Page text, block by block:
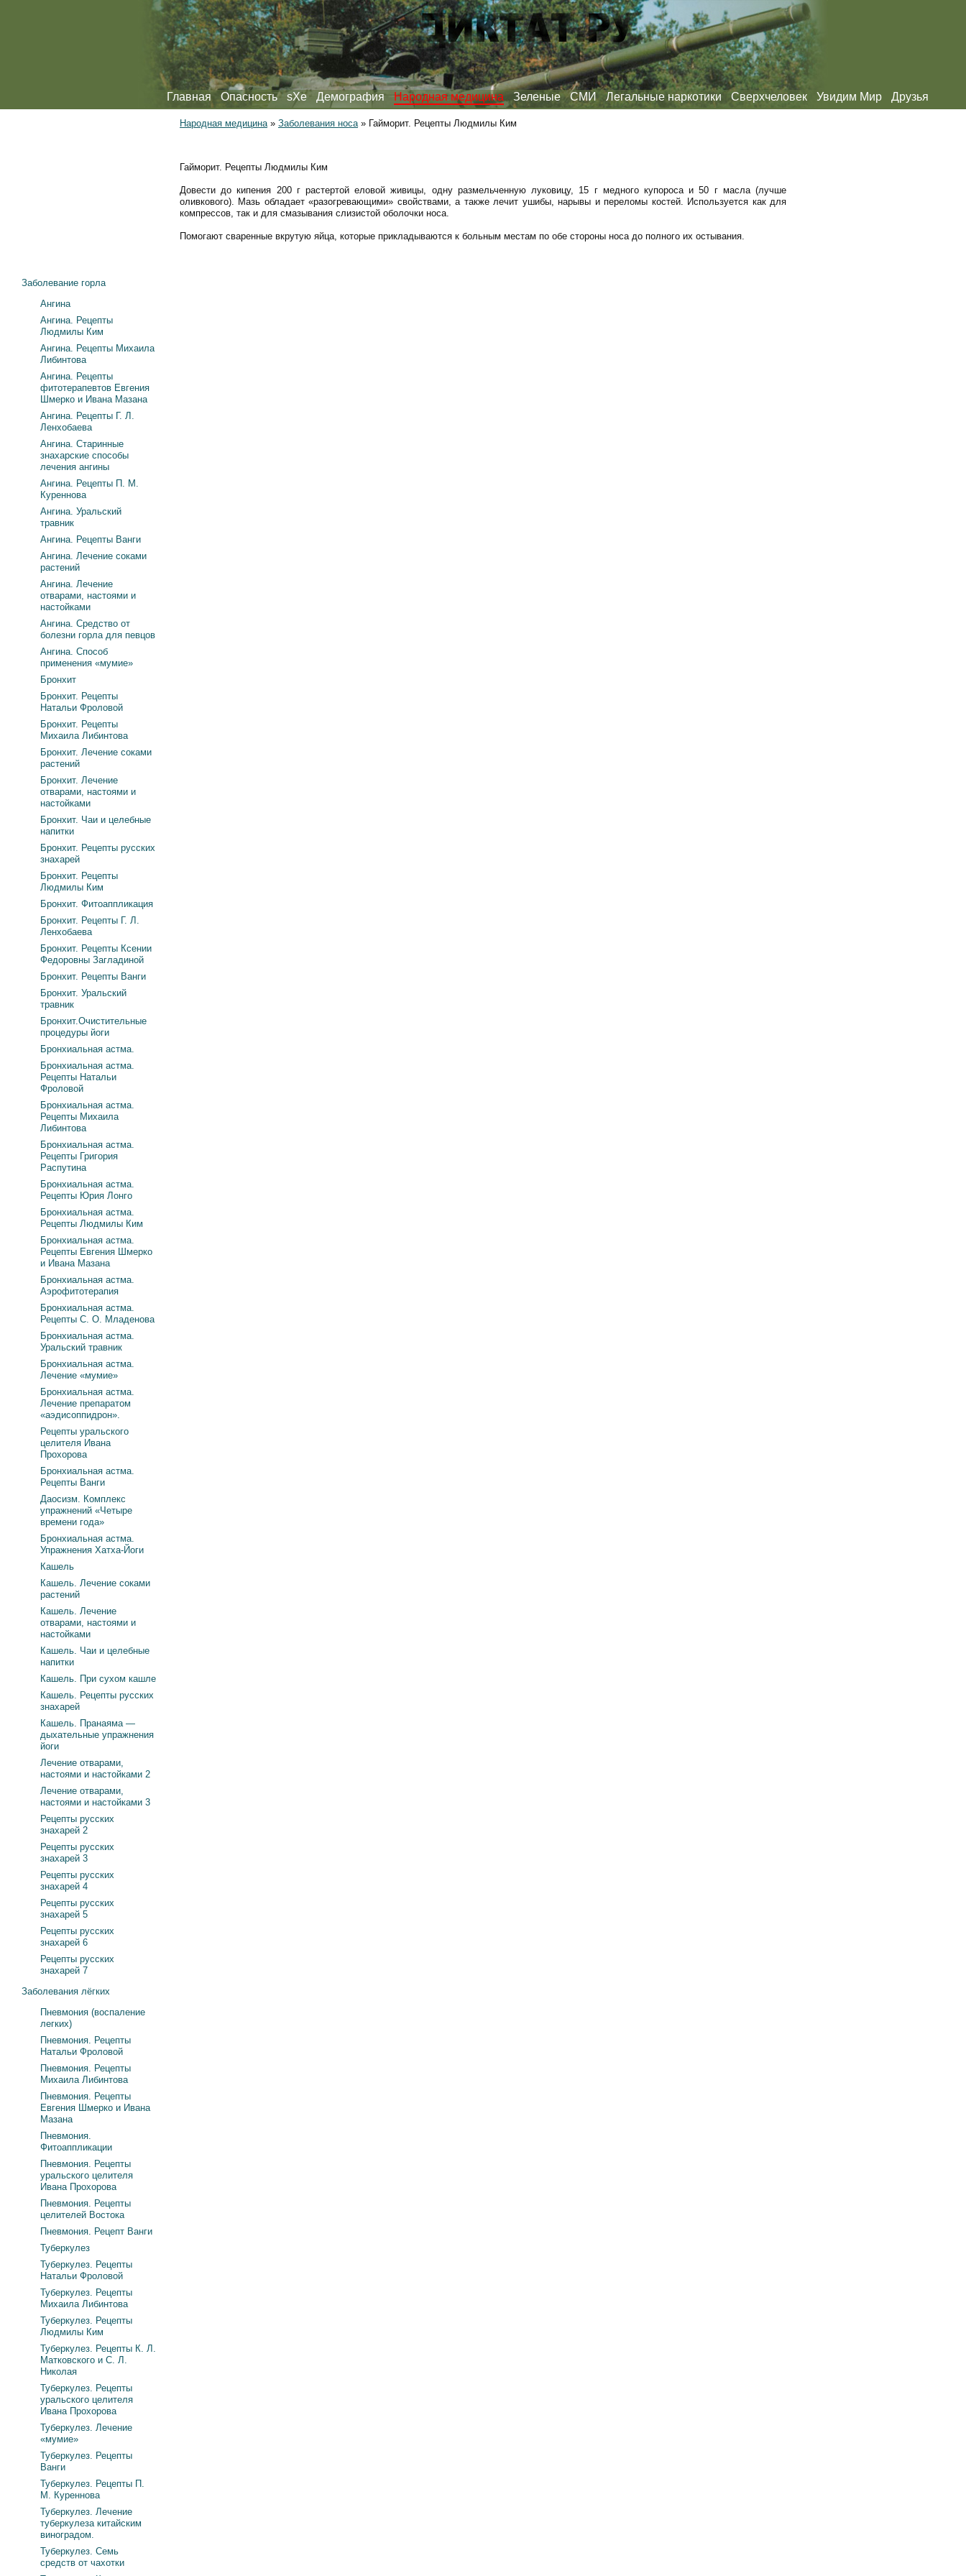
Главная Опасность sXe Демография Народная медицина Зеленые СМИ Легальные наркотики Сверхчеловек Увидим Мир Друзья
Народная медицина» Заболевания носа» Гайморит. Рецепты Людмилы Ким
Гайморит. Рецепты Людмилы Ким
Довести до кипения 200 г растертой еловой живицы, одну размельченную луковицу, 15 г медного купороса и 50 г масла (лучше
оливкового). Мазь обладает «разогревающими» свойствами, а также лечит ушибы, нарывы и переломы костей. Используется как для
компрессов, так и для смазывания слизистой оболочки носа.
Помогают сваренные вкрутую яйца, которые прикладываются к больным местам по обе стороны носа до полного их остывания.
Заболевание горла
Ангина
Ангина. Рецепты
Людмилы Ким
Ангина. Рецепты Михаила
Либинтова
Ангина. Рецепты
фитотерапевтов Евгения
Шмерко и Ивана Мазана
Ангина. Рецепты Г. Л.
Ленхобаева
Ангина. Старинные
знахарские способы
лечения ангины
Ангина. Рецепты П. М.
Куреннова
Ангина. Уральский
травник
Ангина. Рецепты Ванги
Ангина. Лечение соками
растений
Ангина. Лечение
отварами, настоями и
настойками
Ангина. Средство от
болезни горла для певцов
Ангина. Способ
применения «мумие»
Бронхит
Бронхит. Рецепты
Натальи Фроловой
Бронхит. Рецепты
Михаила Либинтова
Бронхит. Лечение соками
растений
Бронхит. Лечение
отварами, настоями и
настойками
Бронхит. Чаи и целебные
напитки
Бронхит. Рецепты русских
знахарей
Бронхит. Рецепты
Людмилы Ким
Бронхит. Фитоаппликация
Бронхит. Рецепты Г. Л.
Ленхобаева
Бронхит. Рецепты Ксении
Федоровны Загладиной
Бронхит. Рецепты Ванги
Бронхит. Уральский
травник
Бронхит.Очистительные
процедуры йоги
Бронхиальная астма.
Бронхиальная астма.
Рецепты Натальи
Фроловой
Бронхиальная астма.
Рецепты Михаила
Либинтова
Бронхиальная астма.
Рецепты Григория
Распутина
Бронхиальная астма.
Рецепты Юрия Лонго
Бронхиальная астма.
Рецепты Людмилы Ким
Бронхиальная астма.
Рецепты Евгения Шмерко
и Ивана Мазана
Бронхиальная астма.
Аэрофитотерапия
Бронхиальная астма.
Рецепты С. О. Младенова
Бронхиальная астма.
Уральский травник
Бронхиальная астма.
Лечение «мумие»
Бронхиальная астма.
Лечение препаратом
«аэдисоппидрон».
Рецепты уральского
целителя Ивана
Прохорова
Бронхиальная астма.
Рецепты Ванги
Даосизм. Комплекс
упражнений «Четыре
времени года»
Бронхиальная астма.
Упражнения Хатха-Йоги
Кашель
Кашель. Лечение соками
растений
Кашель. Лечение
отварами, настоями и
настойками
Кашель. Чаи и целебные
напитки
Кашель. При сухом кашле
Кашель. Рецепты русских
знахарей
Кашель. Пранаяма —
дыхательные упражнения
йоги
Лечение отварами,
настоями и настойками 2
Лечение отварами,
настоями и настойками 3
Рецепты русских
знахарей 2
Рецепты русских
знахарей 3
Рецепты русских
знахарей 4
Рецепты русских
знахарей 5
Рецепты русских
знахарей 6
Рецепты русских
знахарей 7
Заболевания лёгких
Пневмония (воспаление
легких)
Пневмония. Рецепты
Натальи Фроловой
Пневмония. Рецепты
Михаила Либинтова
Пневмония. Рецепты
Евгения Шмерко и Ивана
Мазана
Пневмония.
Фитоаппликации
Пневмония. Рецепты
уральского целителя
Ивана Прохорова
Пневмония. Рецепты
целителей Востока
Пневмония. Рецепт Ванги
Туберкулез
Туберкулез. Рецепты
Натальи Фроловой
Туберкулез. Рецепты
Михаила Либинтова
Туберкулез. Рецепты
Людмилы Ким
Туберкулез. Рецепты К. Л.
Матковского и С. Л.
Николая
Туберкулез. Рецепты
уральского целителя
Ивана Прохорова
Туберкулез. Лечение
«мумие»
Туберкулез. Рецепты
Ванги
Туберкулез. Рецепты П.
М. Куреннова
Туберкулез. Лечение
туберкулеза китайским
виноградом.
Туберкулез. Семь
средств от чахотки